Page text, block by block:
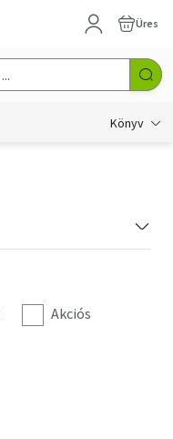
Üres
Könyv
Akciós